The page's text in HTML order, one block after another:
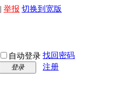
| 举报 切换到宽版
自动登录 找回密码
登录 注册